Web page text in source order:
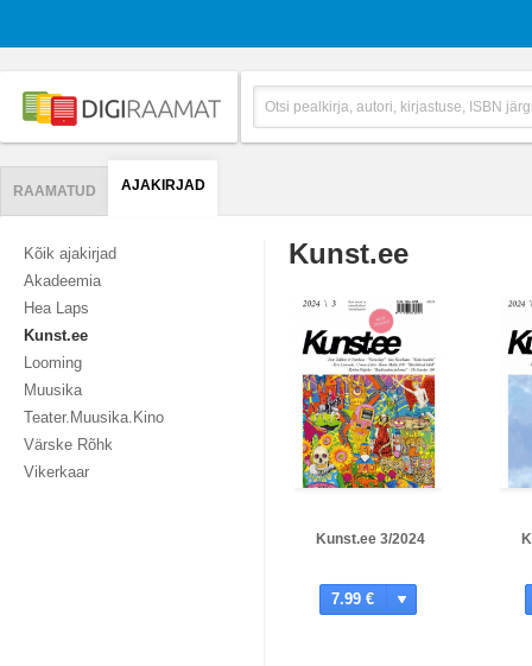
RAAMATUD AJAKIRJAD
Kõik ajakirjad
Akadeemia
Hea Laps
Kunst.ee
Looming
Muusika
Teater.Muusika.Kino
Värske Rõhk
Vikerkaar
Kunst.ee
Kunst.ee 3/2024
7.99 €